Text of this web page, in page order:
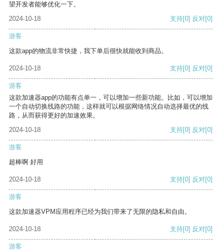
望开发者能够优化一下。
2024-10-18
支持[0] 反对[0]
游客
这款app的物流非常快捷，我下单后很快就能收到商品。
2024-10-18 支持[0] 反对[0]
游客
这款加速器app的功能有点单一，可以增加一些新功能。比如，可以增加
一个自动切换线路的功能，这样就可以根据网络情况自动选择最优的线
路，从而获得更好的加速效果。
2024-10-18
支持[0] 反对[0]
游客
超棒啊 好用
2024-10-18 支持[0] 反对[0]
游客
这款加速器VPM应用程序已经为我们带来了无限的隐私和自由。
2024-10-18 支持[0] 反对[0]
游客